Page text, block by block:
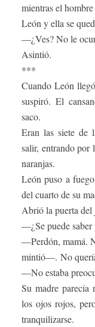
mientras el hombre
León y ella se
—¿Ves? No le
Asintió.
***
Cuando León
suspiró. El
saco.
Eran las siete de
salir, entrando por
naranjas.
León puso a
del cuarto de su
Abrió la puerta
—¿Se puede saber
—Perdón, mamá.
mintió—. No
—No estaba
Su madre parecía
los ojos rojos,
tranquilizarse.